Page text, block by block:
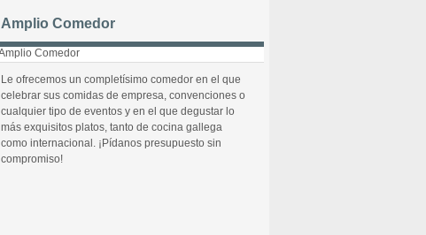
Amplio Comedor
Le ofrecemos un completísimo comedor en el que
celebrar sus comidas de empresa, convenciones o
cualquier tipo de eventos y en el que degustar lo
más exquisitos platos, tanto de cocina gallega
como internacional. ¡Pídanos presupuesto sin
compromiso!